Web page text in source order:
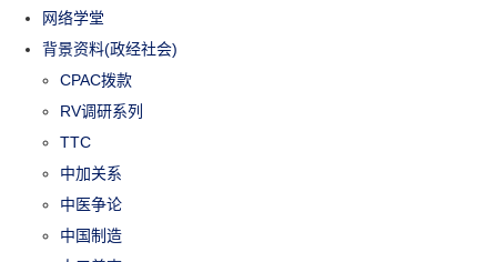
网络学堂
背景资料(政经社会)
CPAC拨款
RV调研系列
TTC
中加关系
中医争论
中国制造